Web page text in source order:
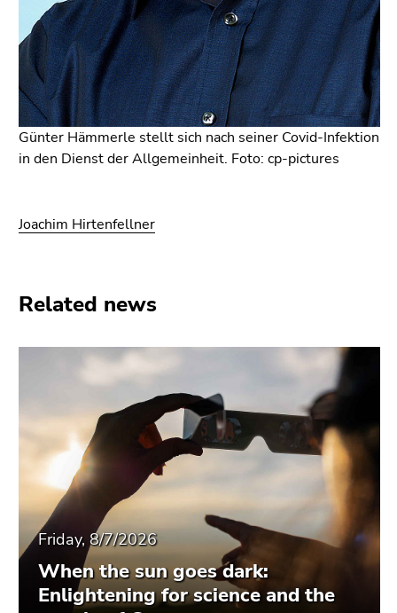
Günter Hämmerle stellt sich nach seiner Covid-Infektion
in den Dienst der Allgemeinheit. Foto: cp-pictures
Joachim Hirtenfellner
Related news
Friday, 8/7/2026
When the sun goes dark:
Enlightening for science and the